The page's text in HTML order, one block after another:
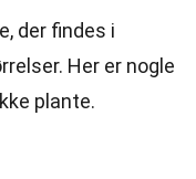
der findes i
Her er nogle
plante.